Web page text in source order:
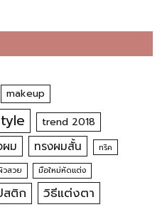
makeup
trend 2018
ผม ทรงผมสั้น ทริค
วสวย มือใหม่หัดแต่ง
สติก
วิธีแต่งตา